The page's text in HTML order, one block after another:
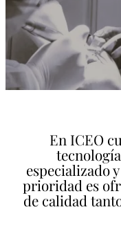
En ICEO
especializado
prioridad es
de calidad